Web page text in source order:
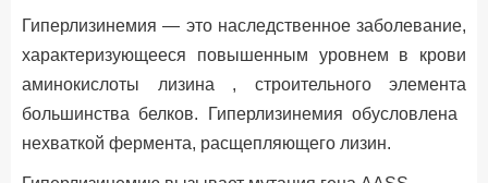
Гиперлизинемия — это наследственное заболевание,
характеризующееся повышенным уровнем в крови
аминокислоты лизина , строительного элемента
большинства белков. Гиперлизинемия обусловлена ​​
нехваткой фермента, расщепляющего лизин.